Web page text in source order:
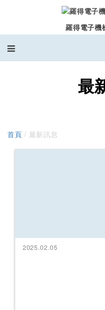
羅得電子機
最
首頁 / 最新訊息
2025.02.05